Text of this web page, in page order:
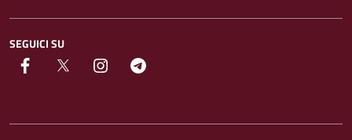
SEGUICI SU
facebook Twitter instagram